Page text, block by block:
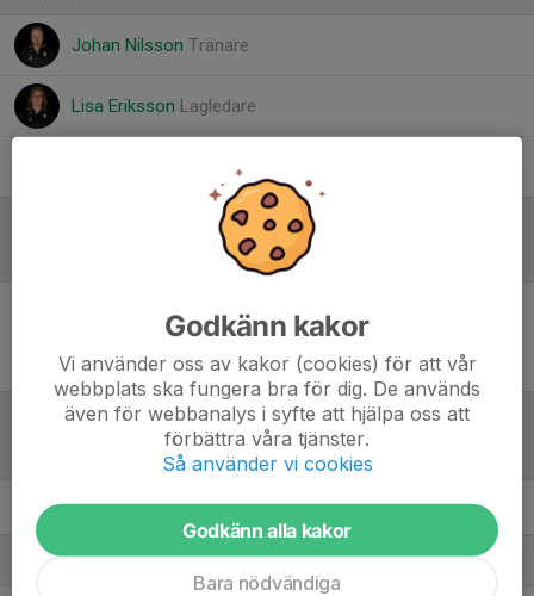
Johan Nilsson Tränare
Lisa Eriksson Lagledare
Tränare
Inget referat skrivet
F2011- 3A
1. Sundbybergs IK Vit 15 50
Godkänn kakor
Vi använder oss av kakor (cookies) för att vår
webbplats ska fungera bra för dig. De används
även för webbanalys i syfte att hjälpa oss att
förbättra våra tjänster.
Så använder vi cookies
Godkänn alla kakor
Bara nödvändiga